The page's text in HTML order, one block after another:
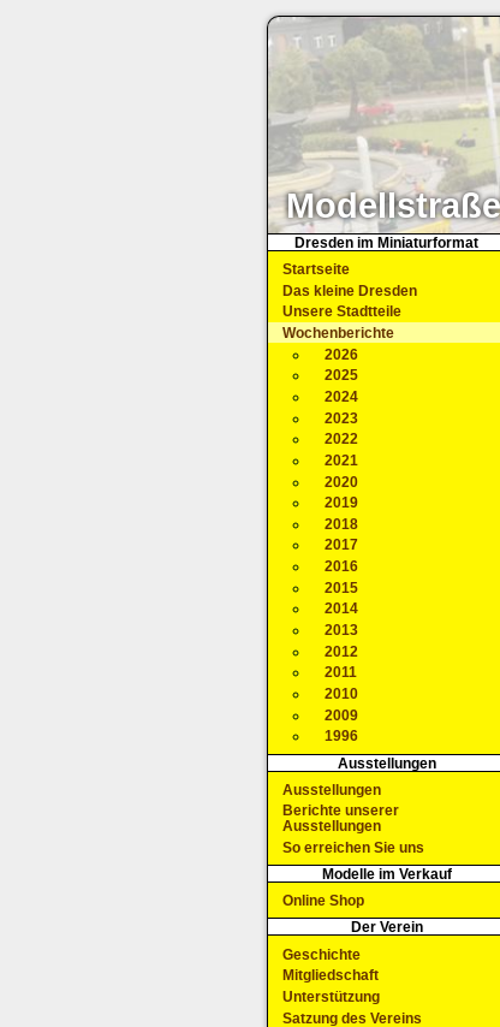
Dresden im Miniaturformat
Startseite
Das kleine Dresden
Unsere Stadtteile
Wochenberichte
2026
2025
2024
2023
2022
2021
2020
2019
2018
2017
2016
2015
2014
2013
2012
2011
2010
2009
1996
Ausstellungen
Ausstellungen
Berichte unserer
Ausstellungen
So erreichen Sie uns
Modelle im Verkauf
Online Shop
Der Verein
Geschichte
Mitgliedschaft
Unterstützung
Satzung des Vereins